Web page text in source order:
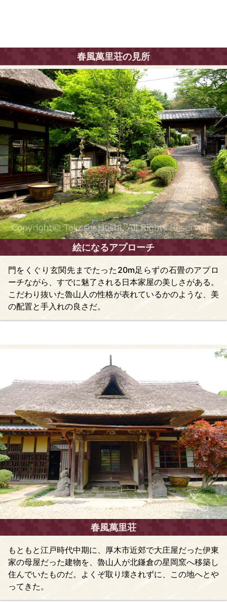
春風萬里荘の見所
絵になるアプローチ
門をくぐり玄関先までたった20m足らずの石畳のアプロ
ーチながら、すでに魅了される日本家屋の美しさがある。
こだわり抜いた魯山人の性格が表れているかのような、美
の配置と手入れの良さだ。
春風萬里荘
もともと江戸時代中期に、厚木市近郊で大庄屋だった伊東
家の母屋だった建物を、魯山人が北鎌倉の星岡窯へ移築し
住んでいたものだ。よくぞ取り壊されずに、この地へとや
ってきた。